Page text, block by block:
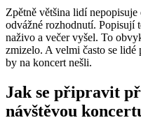
Zpětně většina lidí
odvážné rozhodnutí. Popisují
naživo a večer vyšel. To
zmizelo. A velmi často se
by na koncert nešli.
Jak se připravit
návštěvou